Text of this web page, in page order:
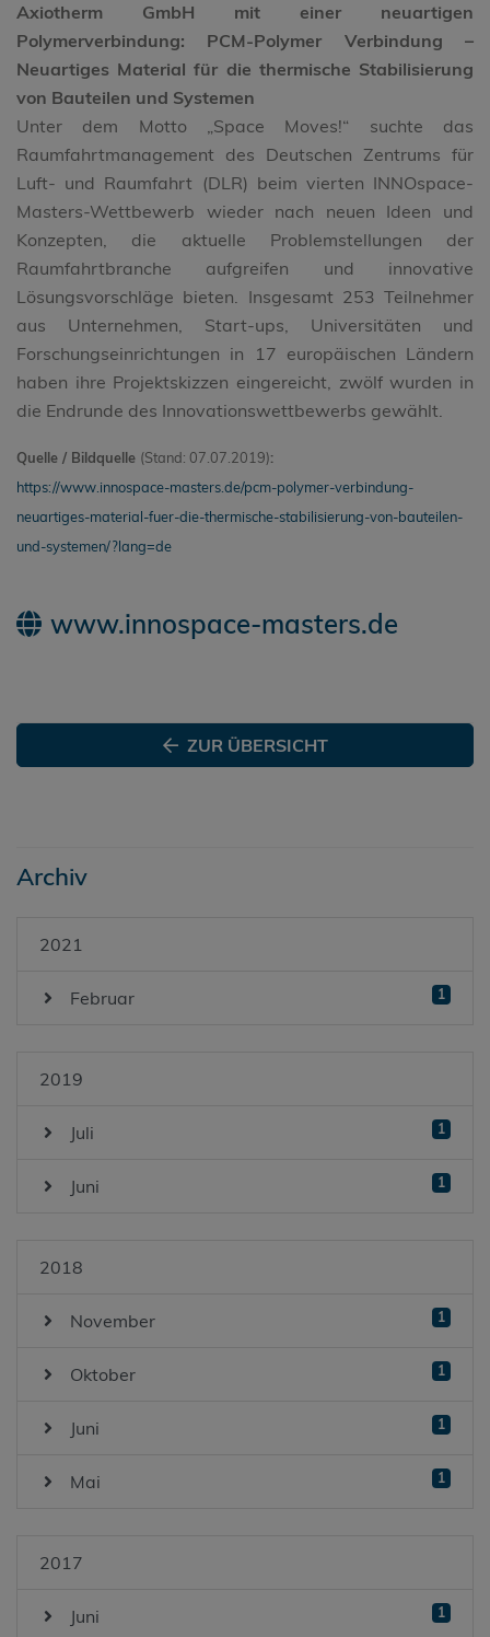
Axiotherm GmbH mit einer neuartigen
Polymerverbindung: PCM-Polymer Verbindung –
Neuartiges Material für die thermische Stabilisierung
von Bauteilen und Systemen
Unter dem Motto „Space Moves!“ suchte das
Raumfahrtmanagement des Deutschen Zentrums für
Luft- und Raumfahrt (DLR) beim vierten INNOspace-
Masters-Wettbewerb wieder nach neuen Ideen und
Konzepten, die aktuelle Problemstellungen der
Raumfahrtbranche aufgreifen und innovative
Lösungsvorschläge bieten. Insgesamt 253 Teilnehmer
aus Unternehmen, Start-ups, Universitäten und
Forschungseinrichtungen in 17 europäischen Ländern
haben ihre Projektskizzen eingereicht, zwölf wurden in
die Endrunde des Innovationswettbewerbs gewählt.
Quelle / Bildquelle (Stand: 07.07.2019):
https://www.innospace-masters.de/pcm-polymer-verbindung-
neuartiges-material-fuer-die-thermische-stabilisierung-von-bauteilen-
und-systemen/?lang=de
www.innospace-masters.de
ZUR ÜBERSICHT
Archiv
2021
Februar 1
2019
Juli 1
Juni 1
2018
November 1
Oktober 1
Juni 1
Mai 1
2017
Juni 1